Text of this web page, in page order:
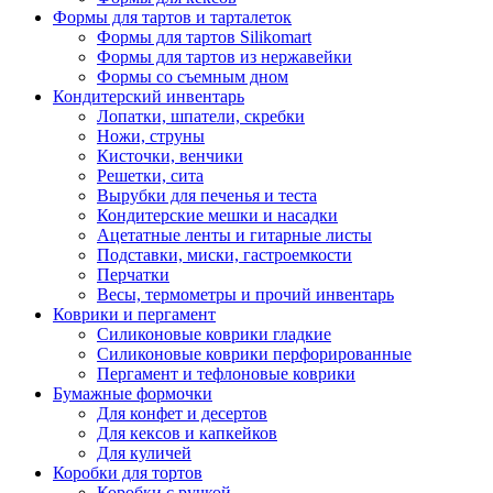
Формы для тартов и тарталеток
Формы для тартов Silikomart
Формы для тартов из нержавейки
Формы со съемным дном
Кондитерский инвентарь
Лопатки, шпатели, скребки
Ножи, струны
Кисточки, венчики
Решетки, сита
Вырубки для печенья и теста
Кондитерские мешки и насадки
Ацетатные ленты и гитарные листы
Подставки, миски, гастроемкости
Перчатки
Весы, термометры и прочий инвентарь
Коврики и пергамент
Силиконовые коврики гладкие
Силиконовые коврики перфорированные
Пергамент и тефлоновые коврики
Бумажные формочки
Для конфет и десертов
Для кексов и капкейков
Для куличей
Коробки для тортов